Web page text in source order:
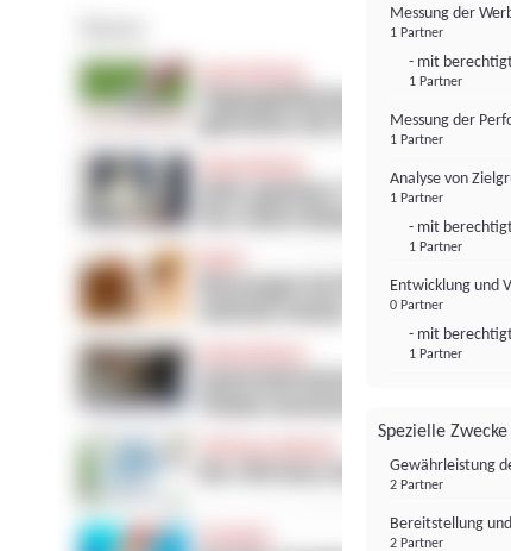
Messung der
1 Partner
- mit
1 Partner
Messung der
1 Partner
Analyse von
1 Partner
- mit
1 Partner
Entwicklung und
0 Partner
- mit
1 Partner
Spezielle Zwecke
Gewährleistung
2 Partner
Bereitstellung
2 Partner